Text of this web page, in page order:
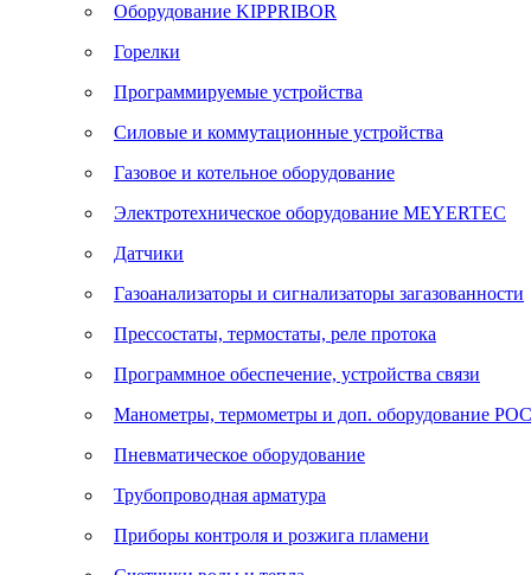
Оборудование KIPPRIBOR
Горелки
Программируемые устройства
Силовые и коммутационные устройства
Газовое и котельное оборудование
Электротехническое оборудование MEYERTEC
Датчики
Газоанализаторы и сигнализаторы загазованности
Прессостаты, термостаты, реле протока
Программное обеспечение, устройства связи
Манометры, термометры и доп. оборудование
Пневматическое оборудование
Трубопроводная арматура
Приборы контроля и розжига пламени